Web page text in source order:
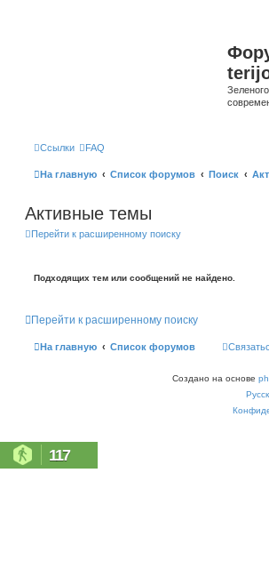
Ссылки FAQ
На главную Список форумов Поиск
Активные темы
Перейти к расширенному поиску
Подходящих тем или сообщений не найдено.
Перейти к расширенному поиску
На главную Список форумов
Создано на основе
117